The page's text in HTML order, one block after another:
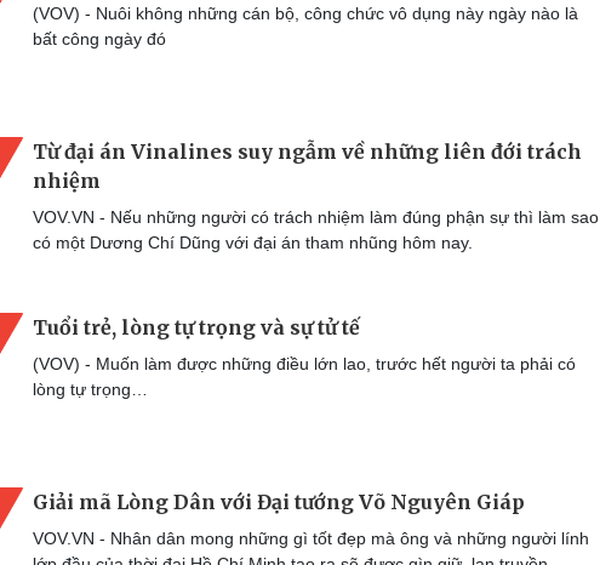
(VOV) - Nuôi không những cán bộ, công chức vô dụng này ngày nào là
bất công ngày đó
Từ đại án Vinalines suy ngẫm về những liên đới trách
nhiệm
VOV.VN - Nếu những người có trách nhiệm làm đúng phận sự thì làm sao
có một Dương Chí Dũng với đại án tham nhũng hôm nay.
Tuổi trẻ, lòng tự trọng và sự tử tế
(VOV) - Muốn làm được những điều lớn lao, trước hết người ta phải có
lòng tự trọng…
Giải mã Lòng Dân với Đại tướng Võ Nguyên Giáp
VOV.VN - Nhân dân mong những gì tốt đẹp mà ông và những người lính